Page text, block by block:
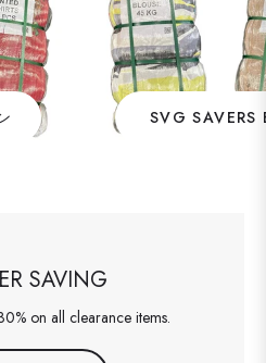
SVG SAVERS
SAVING
on all clearance items.